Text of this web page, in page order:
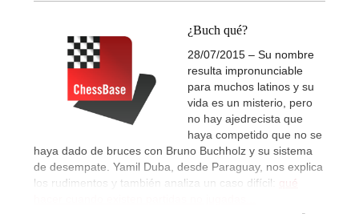
¿Buch qué?
28/07/2015 – Su nombre
resulta impronunciable
para muchos latinos y su
vida es un misterio, pero
no hay ajedrecista que
haya competido que no se
haya dado de bruces con Bruno Buchholz y su sistema
de desempate. Yamil Duba, desde Paraguay, nos explica
los rudimentos y también analiza un caso difícil:
qué